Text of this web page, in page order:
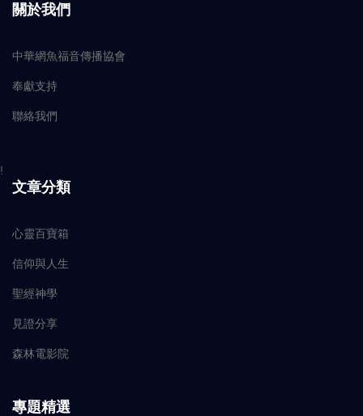
關於我們
中華網魚福音傳播協會
奉獻支持
聯絡我們
!
文章分類
心靈百寶箱
信仰與人生
聖經神學
見證分享
森林電影院
專題精選